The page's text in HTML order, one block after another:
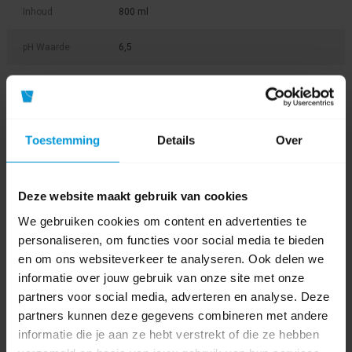
Toestemming Details Over
Deze website maakt gebruik van cookies
We gebruiken cookies om content en advertenties te
personaliseren, om functies voor social media te bieden
en om ons websiteverkeer te analyseren. Ook delen we
informatie over jouw gebruik van onze site met onze
partners voor social media, adverteren en analyse. Deze
partners kunnen deze gegevens combineren met andere
informatie die je aan ze hebt verstrekt of die ze hebben
Inhoud 800 ml
pH Waarde 6,5
desinfectie
Product labels
Bestanden
Productinformatieblad
Veiligheidsinformatieblad